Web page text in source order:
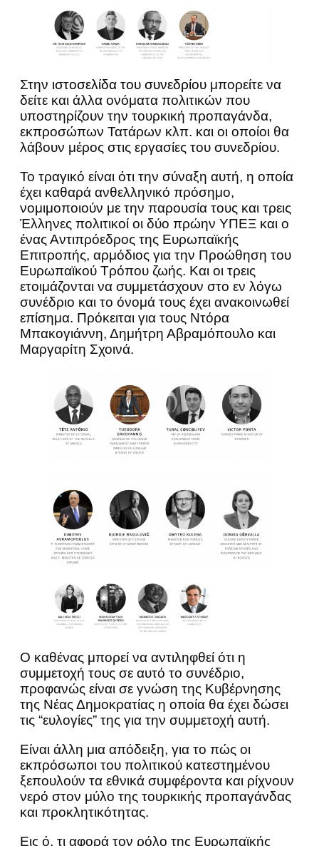
Στην ιστοσελίδα του συνεδρίου μπορείτε να
δείτε και άλλα ονόματα πολιτικών που
υποστηρίζουν την τουρκική προπαγάνδα,
εκπροσώπων Τατάρων κλπ. και οι οποίοι θα
λάβουν μέρος στις εργασίες του συνεδρίου.
Το τραγικό είναι ότι την σύναξη αυτή, η οποία
έχει καθαρά ανθελληνικό πρόσημο,
νομιμοποιούν με την παρουσία τους και τρεις
Έλληνες πολιτικοί οι δύο πρώην ΥΠΕΞ και ο
ένας Αντιπρόεδρος της Ευρωπαϊκής
Επιτροπής, αρμόδιος για την Προώθηση του
Ευρωπαϊκού Τρόπου ζωής. Και οι τρεις
ετοιμάζονται να συμμετάσχουν στο εν λόγω
συνέδριο και το όνομά τους έχει ανακοινωθεί
επίσημα. Πρόκειται για τους Ντόρα
Μπακογιάννη, Δημήτρη Αβραμόπουλο και
Μαργαρίτη Σχοινά.
Ο καθένας μπορεί να αντιληφθεί ότι η
συμμετοχή τους σε αυτό το συνέδριο,
προφανώς είναι σε γνώση της Κυβέρνησης
της Νέας Δημοκρατίας η οποία θα έχει δώσει
τις “ευλογίες” της για την συμμετοχή αυτή.
Είναι άλλη μια απόδειξη, για το πώς οι
εκπρόσωποι του πολιτικού κατεστημένου
ξεπουλούν τα εθνικά συμφέροντα και ρίχνουν
νερό στον μύλο της τουρκικής προπαγάνδας
και προκλητικότητας.
Εις ό, τι αφορά τον ρόλο της Ευρωπαϊκής